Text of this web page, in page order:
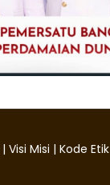
| Visi Misi | Kode Etik